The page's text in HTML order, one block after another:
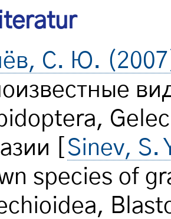
С. Ю.
[ Sinev, S.
species of